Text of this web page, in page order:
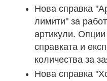
Нова справка
лимити" за
артикули.
справката и
количества за
Нова справка